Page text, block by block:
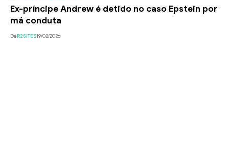
Ex-príncipe Andrew é detido no caso Epstein por
má conduta
DeR2SITES19/02/2026